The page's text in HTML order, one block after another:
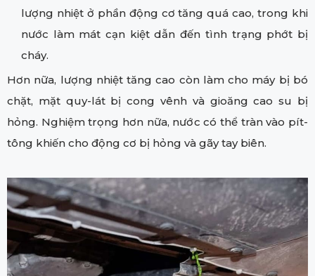
lượng nhiệt ở phần động cơ tăng quá cao, trong khi
nước làm mát cạn kiệt dẫn đến tình trạng phớt bị
cháy.
Hơn nữa, lượng nhiệt tăng cao còn làm cho máy bị bó
chặt, mặt quy-lát bị cong vênh và gioăng cao su bị
hỏng. Nghiệm trọng hơn nữa, nước có thể tràn vào pít-
tông khiến cho động cơ bị hỏng và gãy tay biên.